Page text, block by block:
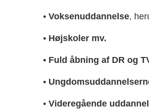
• Voksenuddannelse,
• Højskoler mv.
• Fuld åbning af DR og
•
• Videregående